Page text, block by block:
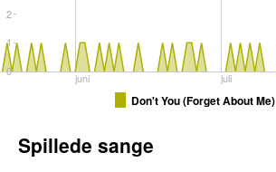
juni juli
0
1
2
Don't You (Forget About Me)
Spillede sange